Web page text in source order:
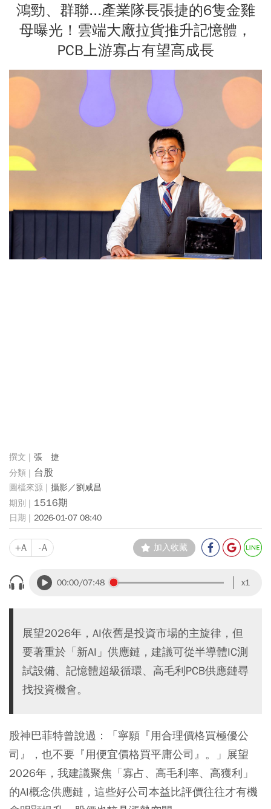
鴻勁、群聯...產業隊長張捷的6隻金雞
母曝光！雲端大廠拉貨推升記憶體，
PCB上游寡占有望高成長
張 捷
台股
攝影／劉咸昌
1516期
2026-01-07 08:40
+A -A 加入收藏
00:00/07:48 x1
展望2026年，AI依舊是投資市場的主旋律，但
要著重於「新AI」供應鏈，建議可從半導體IC測
試設備、記憶體超級循環、高毛利PCB供應鏈尋
找投資機會。
股神巴菲特曾說過：「寧願『用合理價格買極優公
司』，也不要『用便宜價格買平庸公司』。」展望
2026年，我建議聚焦「寡占、高毛利率、高獲利」
的AI概念供應鏈，這些好公司本益比評價往往才有機